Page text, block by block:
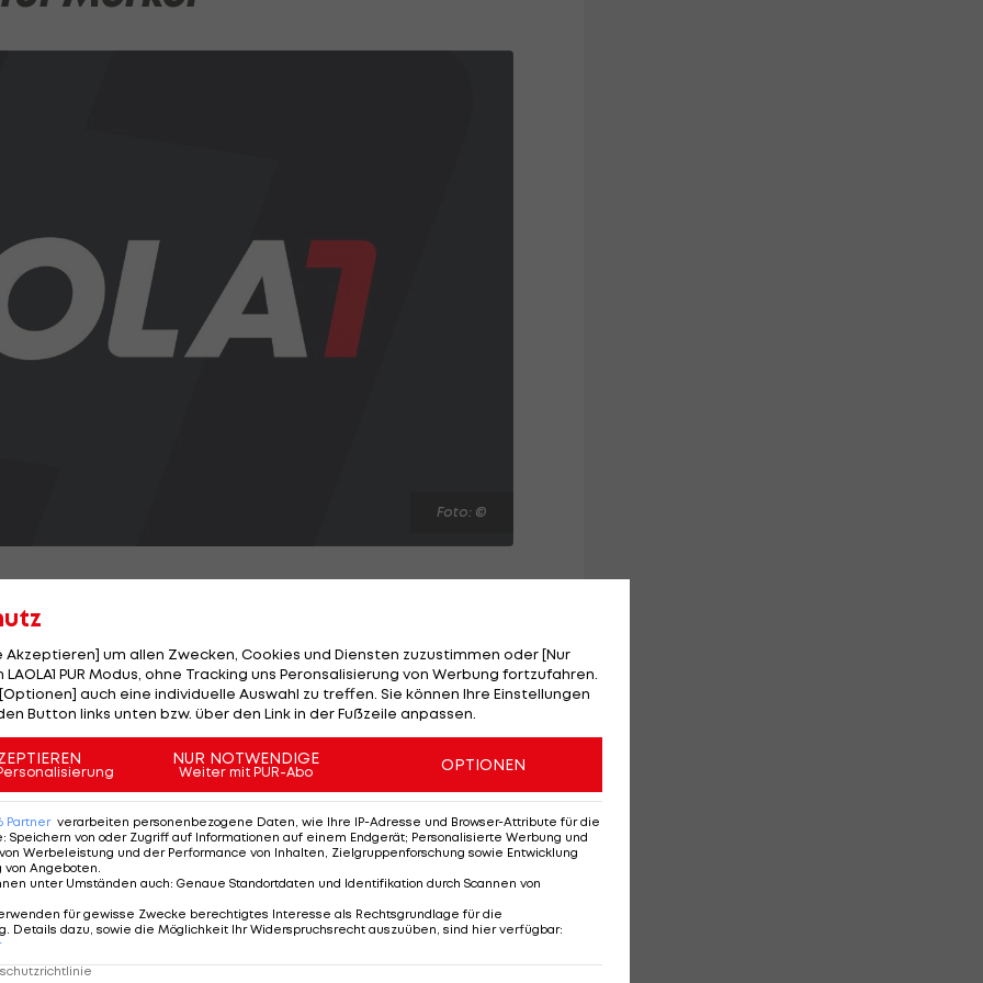
Foto: ©
Kabinenbesuchen von Kanzlerin Angela Merkel
dem 4:2 im EURO-Viertelfinale gegen Griechenland.
Finale eine Rede halte", so der 30-Jährige, der von
wurde. Der Grund für die Verweigerung:
schlechtes Omen, nach dem Viertelfinale zur
Akzeptieren] um allen Zwecken, Cookies und Diensten zuzustimmen oder [Nur
PUR Modus, ohne Tracking uns Peronsalisierung von Werbung fortzufahren.
auch eine individuelle Auswahl zu treffen. Sie können Ihre Einstellungen
Button links unten bzw. über den Link in der Fußzeile anpassen.
NUR NOTWENDIGE
Weiter mit PUR-Abo OPTIONEN
Partner verarbeiten personenbezogene Daten, wie Ihre IP-Adresse und Browser-Attribute für die
: Speichern von oder Zugriff auf Informationen auf einem Endgerät; Personalisierte Werbung und
Werbeleistung und der Performance von Inhalten, Zielgruppenforschung sowie Entwicklung
von Angeboten
unter Umständen auch: Genaue Standortdaten und Identifikation durch Scannen von
für gewisse Zwecke berechtigtes Interesse als Rechtsgrundlage für die
Details dazu, sowie die Möglichkeit Ihr Widerspruchsrecht auszuüben, sind hier verfügbar: